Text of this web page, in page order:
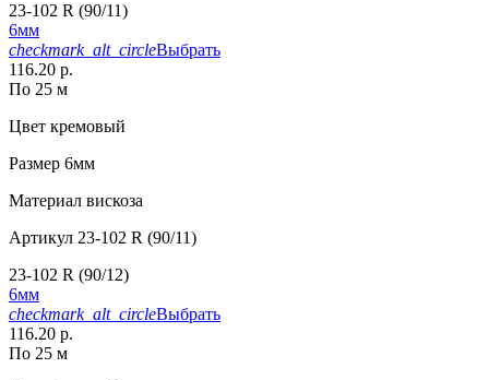
23-102 R (90/11)
6мм
checkmark_alt_circleВыбрать
116.20 р.
По 25 м
Цвет кремовый
Размер 6мм
Материал вискоза
Артикул 23-102 R (90/11)
23-102 R (90/12)
6мм
checkmark_alt_circleВыбрать
116.20 р.
По 25 м